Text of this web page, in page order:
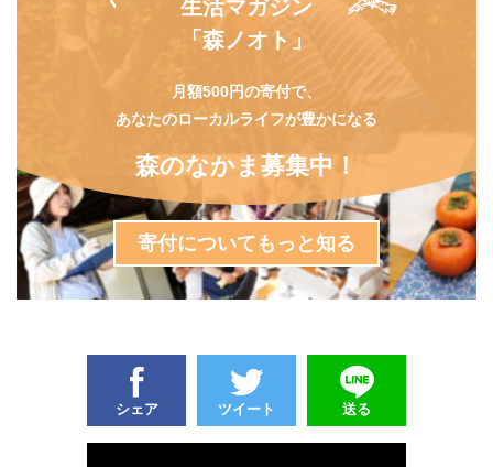
生活マガジン
「森ノオト」
月額500円の寄付で、
あなたのローカルライフが豊かになる
森のなかま募集中！
寄付についてもっと知る
シェア ツイート 送る